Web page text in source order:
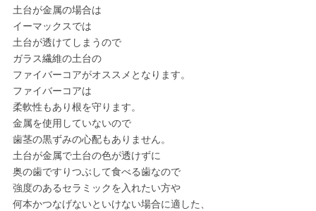
土台が金属の場合は
イーマックスでは
土台が透けてしまうので
ガラス繊維の土台の
ファイバーコアがオススメとなります。
ファイバーコアは
柔軟性もあり根を守ります。
金属を使用していないので
歯茎の黒ずみの心配もありません。
土台が金属で土台の色が透けずに
奥の歯ですりつぶして食べる歯なので
強度のあるセラミックを入れたい方や
何本かつなげないといけない場合に適した、